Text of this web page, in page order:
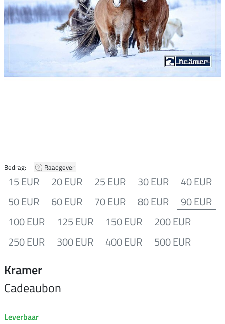
Bedrag: | Raadgever
15 EUR 20 EUR 25 EUR 30 EUR
40 EUR
50 EUR
60 EUR 70 EUR 80 EUR
90 EUR
100 EUR
125 EUR 150 EUR
200 EUR
250 EUR
300 EUR 400 EUR 500 EUR
Kramer
Cadeaubon
Leverbaar